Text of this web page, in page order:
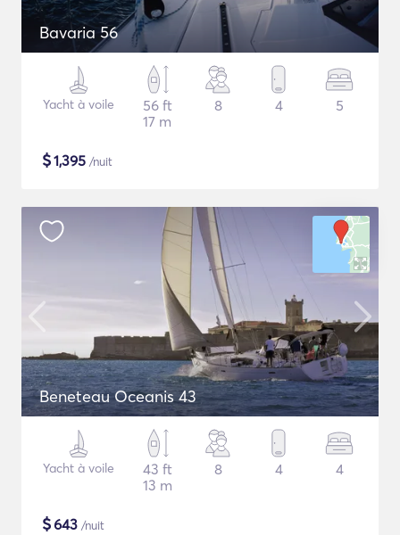
Bavaria 56
Yacht à voile
56 ft
17 m
8 4 5
$1,395 /nuit
Beneteau Oceanis 43
Yacht à voile
43 ft
13 m
8 4 4
$643 /nuit